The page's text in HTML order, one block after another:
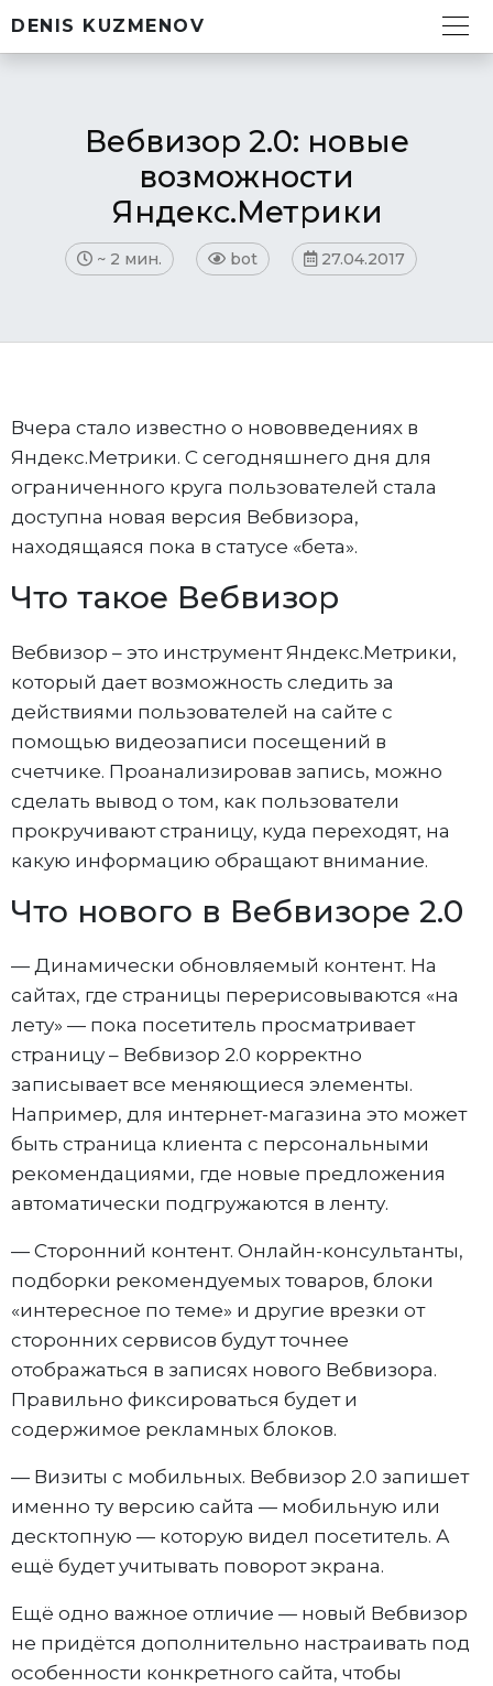
DENIS KUZMENOV
Вебвизор 2.0: новые
возможности
Яндекс.Метрики
~ 2 мин. bot 27.04.2017
Вчера стало известно о нововведениях в
Яндекс.Метрики. С сегодняшнего дня для
ограниченного круга пользователей стала
доступна новая версия Вебвизора,
находящаяся пока в статусе «бета».
Что такое Вебвизор
Вебвизор – это инструмент Яндекс.Метрики,
который дает возможность следить за
действиями пользователей на сайте с
помощью видеозаписи посещений в
счетчике. Проанализировав запись, можно
сделать вывод о том, как пользователи
прокручивают страницу, куда переходят, на
какую информацию обращают внимание.
Что нового в Вебвизоре 2.0
— Динамически обновляемый контент. На
сайтах, где страницы перерисовываются «на
лету» — пока посетитель просматривает
страницу – Вебвизор 2.0 корректно
записывает все меняющиеся элементы.
Например, для интернет-магазина это может
быть страница клиента с персональными
рекомендациями, где новые предложения
автоматически подгружаются в ленту.
— Сторонний контент. Онлайн-консультанты,
подборки рекомендуемых товаров, блоки
«интересное по теме» и другие врезки от
сторонних сервисов будут точнее
отображаться в записях нового Вебвизора.
Правильно фиксироваться будет и
содержимое рекламных блоков.
— Визиты с мобильных. Вебвизор 2.0 запишет
именно ту версию сайта — мобильную или
десктопную — которую видел посетитель. А
ещё будет учитывать поворот экрана.
Ещё одно важное отличие — новый Вебвизор
не придётся дополнительно настраивать под
особенности конкретного сайта, чтобы